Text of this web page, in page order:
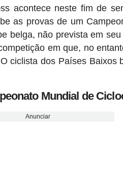
acontece neste fim de
as provas de um
belga, não prevista em
em que, no
ciclista dos Países Baixos
Mundial de
Anunciar